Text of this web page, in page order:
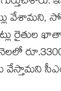
రైతుల
వేస్తామని